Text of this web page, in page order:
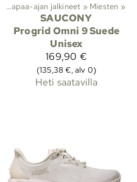
Vapaa-ajan jalkineet ‪» Miesten ‪»
SAUCONY
Progrid Omni 9 Suede
Unisex
169,90 €
(135,38 €, alv 0)
Heti saatavilla